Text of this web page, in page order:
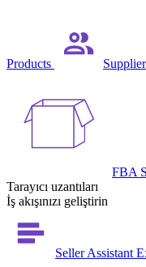
Products
FBA
Tarayıcı uzantıları
İş akışınızı geliştirin
Seller Assistant